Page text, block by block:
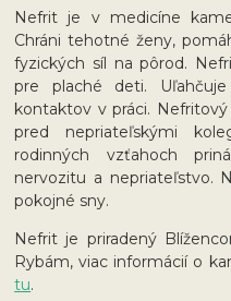
Nefrit je v medicíne
Chráni tehotné ženy,
fyzických síl na pôrod.
pre plaché deti.
kontaktov v práci.
pred nepriateľskými
rodinných vzťahoch
nervozitu a nepriateľstvo.
pokojné sny.
Nefrit je priradený
Rybám, viac informácií o
tu.